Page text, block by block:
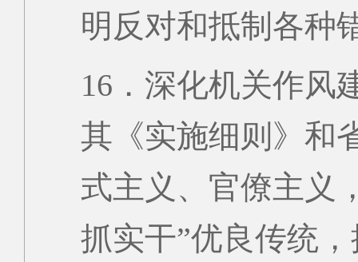
明反对和抵制各种
16．深化机关作风
其《实施细则》和
式主义、官僚主义
抓实干”优良传统